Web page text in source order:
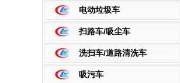
电动垃圾车
扫路车/吸尘车
洗扫车/道路清洗车
吸污车